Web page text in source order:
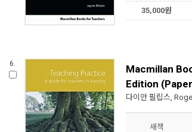
35,000원
6. Macmillan
Edition
다이안 필립스
새책